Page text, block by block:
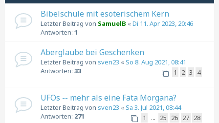
Bibelschule mit esoterischem Kern
Letzter Beitrag von SamuelB «Di 11. Apr 2023, 20:46
Antworten: 1
Aberglaube bei Geschenken
Letzter Beitrag von sven23 «So 8. Aug 2021, 08:41
Antworten: 33 1 2 3 4
UFOs -- mehr als eine Fata Morgana?
Letzter Beitrag von sven23 «Sa 3. Jul 2021, 08:44
Antworten: 271 1 … 25 26 27 28